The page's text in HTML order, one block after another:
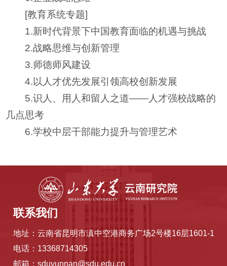
[教育系统专题]
1.新时代背景下中国教育面临的机遇与挑战
2.战略思维与创新管理
3.师德师风建设
4.以人才优先发展引领高校创新发展
5.识人、用人和留人之道——人才强校战略的
几点思考
6.学校中层干部能力提升与管理艺术
联系我们
地址：云南省昆明市滇中空港商务广场2号楼16层1601-1
电话：13368714305
邮箱：sduyunnan@sdu.edu.cn